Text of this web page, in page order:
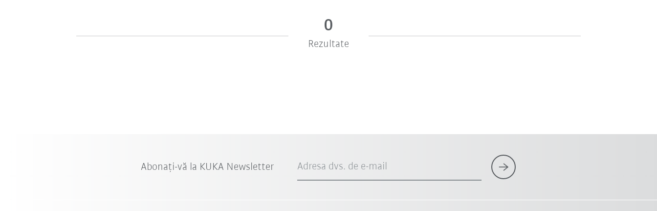
0
Rezultate
Abonați-vă la KUKA Newsletter Adresa dvs. de e-mail